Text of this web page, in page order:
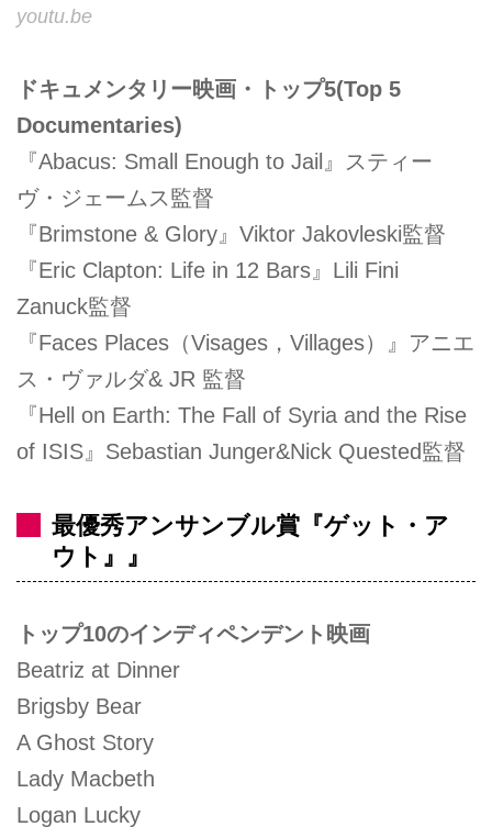
youtu.be
ドキュメンタリー映画・トップ5(Top 5
Documentaries)
『Abacus: Small Enough to Jail』スティー
ヴ・ジェームス監督
『Brimstone & Glory』Viktor Jakovleski監督
『Eric Clapton: Life in 12 Bars』Lili Fini
Zanuck監督
『Faces Places（Visages，Villages）』アニエ
ス・ヴァルダ& JR 監督
『Hell on Earth: The Fall of Syria and the Rise
of ISIS』Sebastian Junger&Nick Quested監督
最優秀アンサンブル賞『ゲット・ア
ウト』』
トップ10のインディペンデント映画
Beatriz at Dinner
Brigsby Bear
A Ghost Story
Lady Macbeth
Logan Lucky